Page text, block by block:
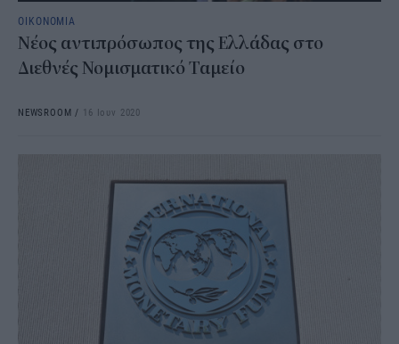
ΟΙΚΟΝΟΜΙΑ
Νέος αντιπρόσωπος της Ελλάδας στο
Διεθνές Νομισματικό Ταμείο
NEWSROOM / 16 Ιουν 2020